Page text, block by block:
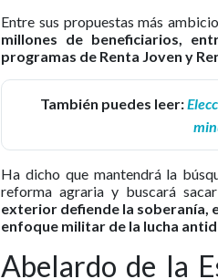
Entre sus propuestas más
millones de beneficiarios,
programas de Renta Joven y
También puedes leer:
Ha dicho que mantendrá la
reforma agraria y buscará
exterior defiende la soberanía,
enfoque militar de la lucha
Abelardo de la